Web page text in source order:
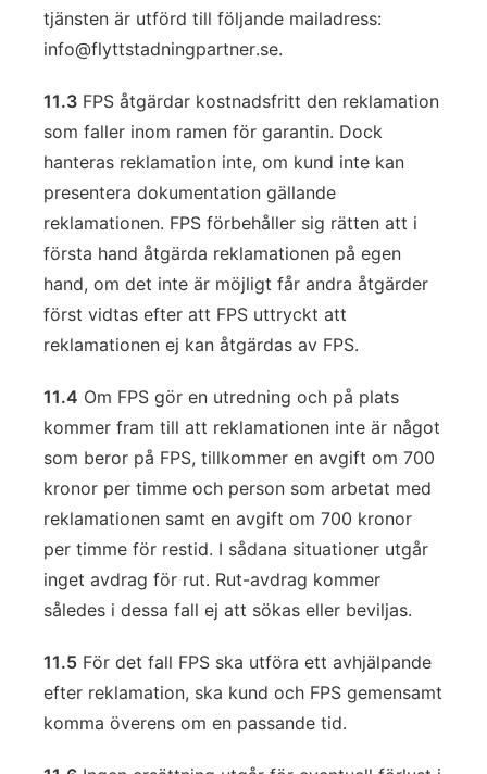
tjänsten är utförd till följande mailadress:
info@flyttstadningpartner.se.
11.3 FPS åtgärdar kostnadsfritt den reklamation
som faller inom ramen för garantin. Dock
hanteras reklamation inte, om kund inte kan
presentera dokumentation gällande
reklamationen. FPS förbehåller sig rätten att i
första hand åtgärda reklamationen på egen
hand, om det inte är möjligt får andra åtgärder
först vidtas efter att FPS uttryckt att
reklamationen ej kan åtgärdas av FPS.
11.4 Om FPS gör en utredning och på plats
kommer fram till att reklamationen inte är något
som beror på FPS, tillkommer en avgift om 700
kronor per timme och person som arbetat med
reklamationen samt en avgift om 700 kronor
per timme för restid. I sådana situationer utgår
inget avdrag för rut. Rut-avdrag kommer
således i dessa fall ej att sökas eller beviljas.
11.5 För det fall FPS ska utföra ett avhjälpande
efter reklamation, ska kund och FPS gemensamt
komma överens om en passande tid.